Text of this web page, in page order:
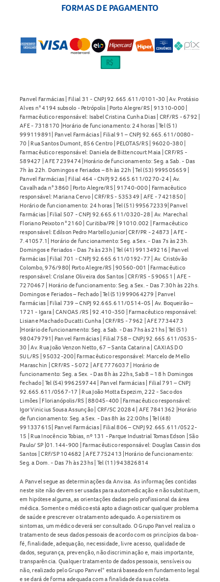
FORMAS DE PAGAMENTO
Panvel Farmácias | Filial 31 - CNPJ 92.665.611/0101-30 | Av. Protásio
Alves n° 4194 subsolo - Petrópolis | Porto Alegre/RS | 91310-000 |
Farmacêutico responsável: Isabel Cristina Cunha Dias | CRF/RS - 6792 |
AFE - 7318170 |Horário de funcionamento: 24 horas | Tel (51)
999119891| Panvel Farmácias | Filial 91 – CNPJ 92.665.611/0080-
70 | Rua Santos Dumont, 856 Centro | PELOTAS/RS | 96020-380 |
Farmacêutico responsável: Daniela de Bittencourt Maia | CRF/RS -
589427 | AFE 7239474 |Horário de funcionamento: Seg. a Sab. - Das
7h às 22h. Domingos e Feriados – 8h às 22h | Tel (53) 999505659 |
Panvel Farmácias | Filial 464 - CNPJ 92.665.611/0270-24 | Av.
Cavalhada n° 3860 | Porto Alegre/RS | 91740-000 | Farmacêutico
responsável: Mariana Cervo | CRF/RS - 535349 | AFE - 7421850 |
Horário de funcionamento: 24 horas | Tel (51) 995672339| Panvel
Farmácias | Filial 507 - CNPJ 92.665.611/0320-28 | Av. Marechal
Floriano Peixoto n° 2160 | Curitiba/PR | 91010.002 | Farmacêutico
responsável: Edilson Pedro Martello Junior| CRF/PR - 24873 | AFE -
7.41057.1| Horário de funcionamento: Seg. a Sex. - Das 7s às 23h.
Domingos e Feriados - Das 7s às 23h | Tel (41) 991349216 | Panvel
Farmácias | Filial 701 - CNPJ 92.665.611/0192-77 | Av. Cristóvão
Colombo, 976/980| Porto Alegre/RS | 90560-001 | Farmacêutico
responsável: Crislane Oliveira dos Santos | CRF/RS - 590651 | AFE -
7270467 | Horário de funcionamento: Seg. a Sex. - Das 7:30h às 22hs.
Domingos e Feriados – Fechado | Tel (51) 999064279 | Panvel
Farmácias | Filial 739 – CNPJ 92.665.611/0514-05 | Av. Boqueirão –
1721 - Igara | CANOAS /RS | 92.410-350 | Farmacêutico responsável:
Lisiane Machado Ducatti Cunha | CRF/RS - 7962 | AFE 7734473
|Horário de funcionamento: Seg. a Sab. - Das 7hs às 21hs | Tel (51)
980479791| Panvel Farmácias | Filial 758 – CNPJ 92.665.611/0535-
30 | Av. Rua João Venzon Netto, 67 – Santa Catarina | CAXIAS DO
SUL/RS | 95032-200| Farmacêutico responsável: Marcelo de Mello
Maraschin | CRF/RS - 5072 | AFE 7776037 | Horário de
funcionamento: Seg. a Sex. - Das 8h às 22hs, Sab 8 – 18 h Domingos
Fechado | Tel (54) 996259744 | Panvel Farmácias | Filial 791 – CNPJ
92.665.611/0567-17 | Rua João Motta Espezim, 222 - Saco dos
Limões | Florianópolis/RS | 88045-400 | Farmacêutico responsável:
Igor Vinicius Sousa Assunção | CRF/SC 20284 | AFE 7841362 |Horário
de funcionamento: Seg. a Sex. - Das 8h às 22:00hs | Tel (48)
991337615| Panvel Farmácias | Filial 806 – CNPJ 92.665.611/0522-
15 | Rua Inocêncio Tobias, nº 131 - Parque Industrial Tomas Edson | São
Paulo/ SP |01.144-900 | Farmacêutico responsável: Douglas Cassin dos
Santos | CRF/SP 104682 | AFE 7752413 |Horário de funcionamento:
Seg. a Dom. - Das 7h às 23hs | Tel (11) 943826814
A Panvel segue as determinações da Anvisa. As informações contidas
neste site não devem ser usadas para automedicação e não substituem,
em hipótese alguma, as orientações dadas pelo profissional da área
médica. Somente o médico está apto a diagnosticar qualquer problema
de saúde e prescrever o tratamento adequado. Ao persistirem os
sintomas, um médico deverá ser consultado. O Grupo Panvel realiza o
tratamento de seus dados pessoais de acordo com os princípios da boa-
fé, finalidade, adequação, necessidade, livre acesso, qualidade de
dados, segurança, prevenção, não discriminação e, mais importante,
transparência. Qualquer tratamento de dados pessoais, sensíveis ou
não, realizado pelo Grupo Panvel* estará baseado em fundamento legal
e se dará de forma adequada com a finalidade da sua coleta.